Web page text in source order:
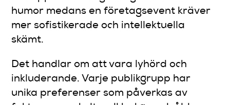
humor medans en företagsevent kräver
mer sofistikerade och intellektuella
skämt.
Det handlar om att vara lyhörd och
inkluderande. Varje publikgrupp har
unika preferenser som påverkas av